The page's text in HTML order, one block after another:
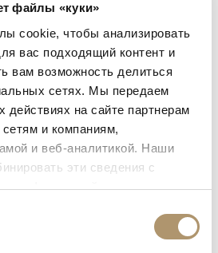
файлы «куки»
cookie, чтобы анализировать
вас подходящий контент и
вам возможность делиться
сетях. Мы передаем
на сайте партнерам
и компаниям,
и веб-аналитикой. Наши
эти сведения с
информацией, а также
использовать наш сайт,
множество вариантов композиций,